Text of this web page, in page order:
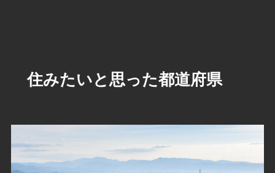
住みたいと思った都道府県